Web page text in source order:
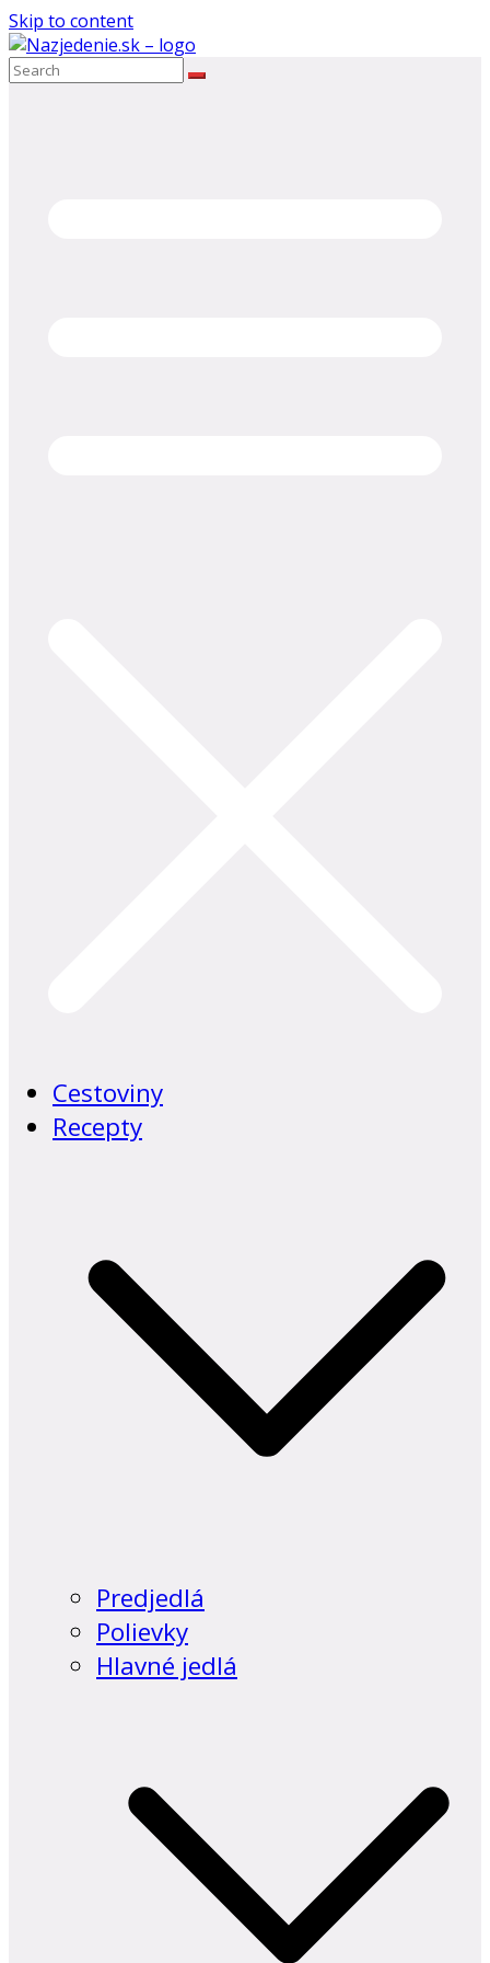
Skip to content
Cestoviny
Recepty
Predjedlá
Polievky
Hlavné jedlá